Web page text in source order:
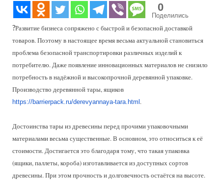
0
Поделились
?Развитие бизнеса сопряжено с быстрой и безопасной доставкой
товаров. Поэтому в настоящее время весьма актуальной становиться
проблема безопасной транспортировки различных изделий к
потребителю. Даже появление инновационных материалов не снизило
потребность в надёжной и высокопрочной деревянной упаковке.
Производство деревянной тары, ящиков
https://barrierpack.ru/derevyannaya-tara.html .
Достоинства тары из древесины перед прочими упаковочными
материалами весьма существенные. В основном, это относиться к её
стоимости. Достигается это благодаря тому, что такая упаковка
(ящики, паллеты, короба) изготавливается из доступных сортов
древесины. При этом прочность и долговечность остаётся на высоте.